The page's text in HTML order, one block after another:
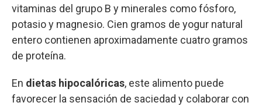
vitaminas del grupo B y minerales como fósforo,
potasio y magnesio. Cien gramos de yogur natural
entero contienen aproximadamente cuatro gramos
de proteína.
En dietas hipocalóricas, este alimento puede
favorecer la sensación de saciedad y colaborar con